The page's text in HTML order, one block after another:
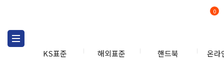
KS표준 해외표준 핸드북 온라
0